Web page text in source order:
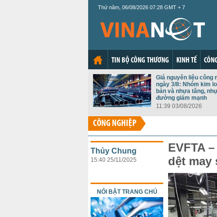
Thứ năm, 06/08/2026 07:28 GMT + 7
TIN BỘ CÔNG THƯƠNG KINH TẾ
Giá nguyên liệu công
ngày 3/8: Nhóm kim
bản và nhựa tăng,
đường giảm mạnh
11:39 03/08/2026
CÔNG NGHIỆP
EVFTA
dệt may
Thủy Chung
15:40 25/11/2025
NỔI BẬT TRANG CHỦ